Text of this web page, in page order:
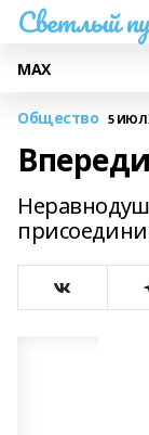
Светлый
МАХ
Общество 5